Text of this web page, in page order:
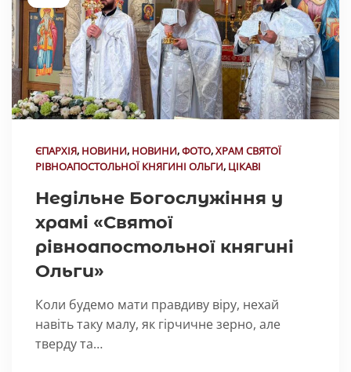
ЄПАРХІЯ, НОВИНИ, НОВИНИ,ФОТО,ХРАМ СВЯТОЇ
РІВНОАПОСТОЛЬНОЇ КНЯГИНІ ОЛЬГИ, ЦІКАВІ
Недільне Богослужіння у
храмі «Святої
рівноапостольної княгині
Ольги»
Коли будемо мати правдиву віру, нехай
навіть таку малу, як гірчичне зерно, але
тверду та…